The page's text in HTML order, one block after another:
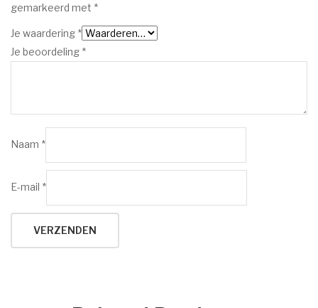
gemarkeerd met *
Je waardering *
Je beoordeling *
Naam *
E-mail *